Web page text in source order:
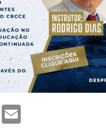
WhatsApp